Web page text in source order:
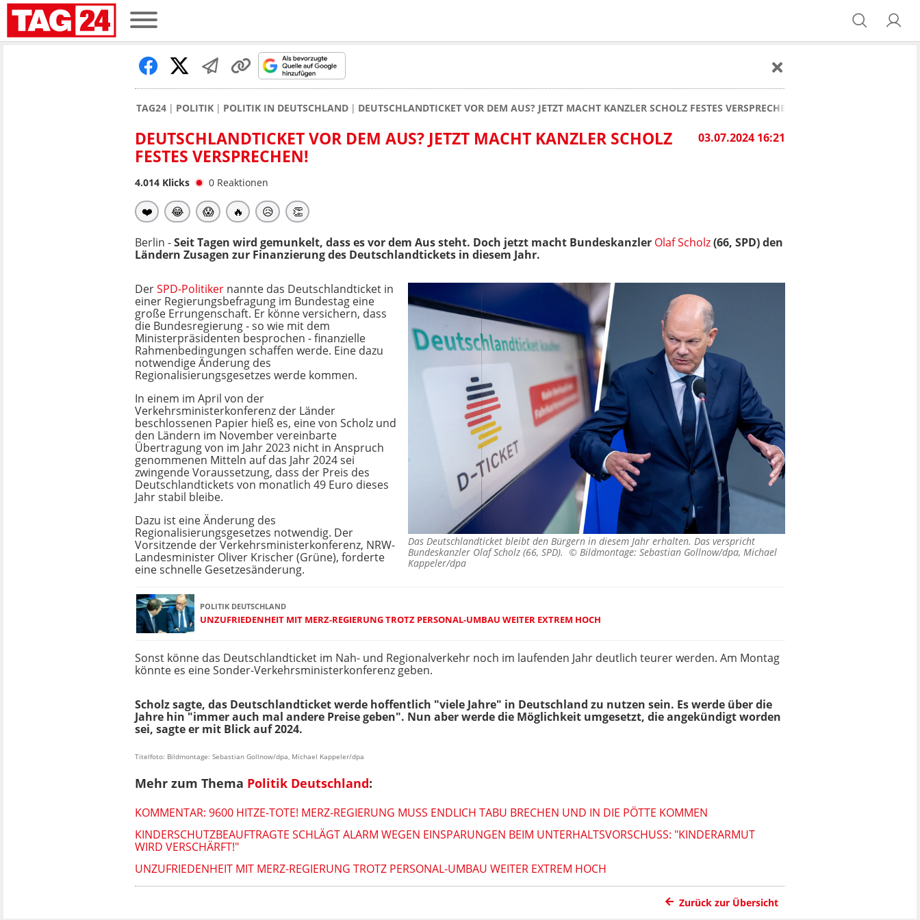
TAG24 POLITIK POLITIK IN DEUTSCHLAND DEUTSCHLANDTICKET VOR DEM AUS? JETZT MACHT KANZLER SCHOLZ FESTES VERSPRECHEN!
03.07.2024 16:21
DEUTSCHLANDTICKET VOR DEM AUS? JETZT MACHT KANZLER SCHOLZ
FESTES VERSPRECHEN!
4.014 Klicks 0 Reaktionen
❤️ 😂 😱 🔥 😥 👏
Berlin -Seit Tagen wird gemunkelt, dass es vor dem Aus steht. Doch jetzt macht Bundeskanzler Olaf Scholz(66, SPD) den
Ländern Zusagen zur Finanzierung des Deutschlandtickets in diesem Jahr.
Das Deutschlandticket bleibt den Bürgern in diesem Jahr erhalten. Das verspricht
Bundeskanzler Olaf Scholz (66, SPD). © Bildmontage: Sebastian Gollnow/dpa, Michael
Kappeler/dpa
DerSPD-Politiker nannte das Deutschlandticket in
einer Regierungsbefragung im Bundestag eine
große Errungenschaft. Er könne versichern, dass
die Bundesregierung - so wie mit dem
Ministerpräsidenten besprochen - finanzielle
Rahmenbedingungen schaffen werde. Eine dazu
notwendige Änderung des
Regionalisierungsgesetzes werde kommen.
In einem im April von der
Verkehrsministerkonferenz der Länder
beschlossenen Papier hieß es, eine von Scholz und
den Ländern im November vereinbarte
Übertragung von im Jahr 2023 nicht in Anspruch
genommenen Mitteln auf das Jahr 2024 sei
zwingende Voraussetzung, dass der Preis des
Deutschlandtickets von monatlich 49 Euro dieses
Jahr stabil bleibe.
Dazu ist eine Änderung des
Regionalisierungsgesetzes notwendig. Der
Vorsitzende der Verkehrsministerkonferenz, NRW-
Landesminister Oliver Krischer (Grüne), forderte
eine schnelle Gesetzesänderung.
POLITIK DEUTSCHLAND
UNZUFRIEDENHEIT MIT MERZ-REGIERUNG TROTZ PERSONAL-UMBAU WEITER EXTREM HOCH
Sonst könne das Deutschlandticket im Nah- und Regionalverkehr noch im laufenden Jahr deutlich teurer werden. Am Montag
könnte es eine Sonder-Verkehrsministerkonferenz geben.
Scholz sagte, das Deutschlandticket werde hoffentlich "viele Jahre" in Deutschland zu nutzen sein. Es werde über die
Jahre hin "immer auch mal andere Preise geben". Nun aber werde die Möglichkeit umgesetzt, die angekündigt worden
sei, sagte er mit Blick auf 2024.
Titelfoto: Bildmontage: Sebastian Gollnow/dpa, Michael Kappeler/dpa
Mehr zum Thema Politik Deutschland:
KOMMENTAR: 9600 HITZE-TOTE! MERZ-REGIERUNG MUSS ENDLICH TABU BRECHEN UND IN DIE PÖTTE KOMMEN
KINDERSCHUTZBEAUFTRAGTE SCHLÄGT ALARM WEGEN EINSPARUNGEN BEIM UNTERHALTSVORSCHUSS: "KINDERARMUT
WIRD VERSCHÄRFT!"
UNZUFRIEDENHEIT MIT MERZ-REGIERUNG TROTZ PERSONAL-UMBAU WEITER EXTREM HOCH
Zurück zur Übersicht